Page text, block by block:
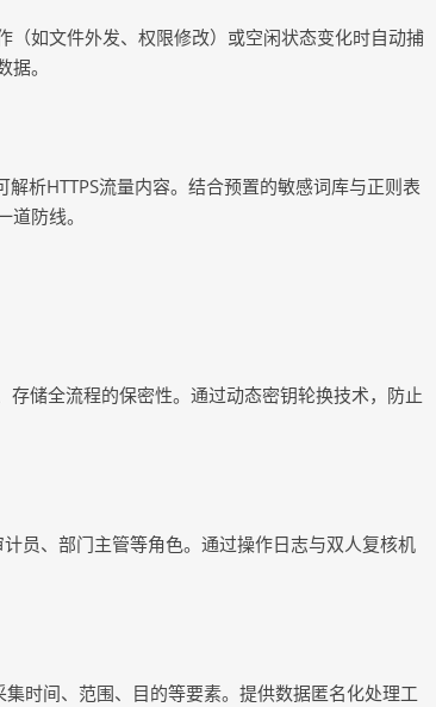
如文件外发、权限修改）或空闲状态变化时自动捕
。
析HTTPS流量内容。结合预置的敏感词库与正则表
防线。
储全流程的保密性。通过动态密钥轮换技术，防止
员、部门主管等角色。通过操作日志与双人复核机
时间、范围、目的等要素。提供数据匿名化处理工